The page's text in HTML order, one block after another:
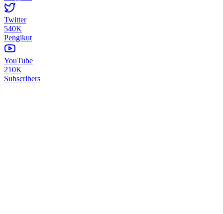
Twitter
540K
Pengikut
YouTube
210K
Subscribers